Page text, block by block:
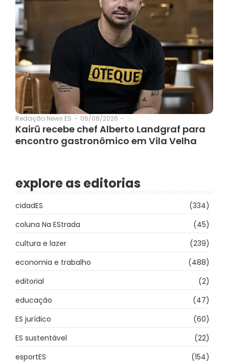
Redação News ES - 06/08/2026 -
Kairū recebe chef Alberto Landgraf para
encontro gastronômico em Vila Velha
explore as editorias
cidadES
(334)
coluna Na EStrada
(45)
cultura e lazer
(239)
economia e trabalho
(488)
editorial
(2)
educação
(47)
ES jurídico
(60)
ES sustentável
(22)
esportES
(154)